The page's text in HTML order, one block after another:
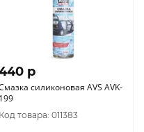
p
силиконовая AVS AVK-
199
Код товара: 011383